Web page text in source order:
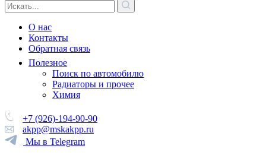
О нас
Контакты
Обратная связь
Полезное
Поиск по автомобилю
Радиаторы и прочее
Химия
+7 (926)-194-90-90
akpp@mskakpp.ru
Мы в Telegram